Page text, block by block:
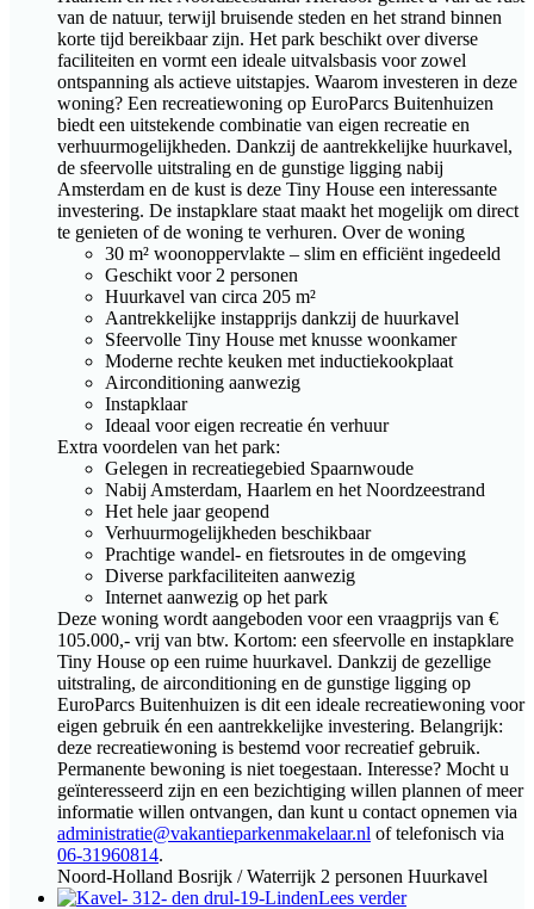
van de natuur, terwijl bruisende steden en het strand binnen
korte tijd bereikbaar zijn. Het park beschikt over diverse
faciliteiten en vormt een ideale uitvalsbasis voor zowel
ontspanning als actieve uitstapjes. Waarom investeren in deze
woning? Een recreatiewoning op EuroParcs Buitenhuizen
biedt een uitstekende combinatie van eigen recreatie en
verhuurmogelijkheden. Dankzij de aantrekkelijke huurkavel,
de sfeervolle uitstraling en de gunstige ligging nabij
Amsterdam en de kust is deze Tiny House een interessante
investering. De instapklare staat maakt het mogelijk om direct
te genieten of de woning te verhuren. Over de woning
30 m² woonoppervlakte – slim en efficiënt ingedeeld
Geschikt voor 2 personen
Huurkavel van circa 205 m²
Aantrekkelijke instapprijs dankzij de huurkavel
Sfeervolle Tiny House met knusse woonkamer
Moderne rechte keuken met inductiekookplaat
Airconditioning aanwezig
Instapklaar
Ideaal voor eigen recreatie én verhuur
Extra voordelen van het park:
Gelegen in recreatiegebied Spaarnwoude
Nabij Amsterdam, Haarlem en het Noordzeestrand
Het hele jaar geopend
Verhuurmogelijkheden beschikbaar
Prachtige wandel- en fietsroutes in de omgeving
Diverse parkfaciliteiten aanwezig
Internet aanwezig op het park
Deze woning wordt aangeboden voor een vraagprijs van €
105.000,- vrij van btw. Kortom: een sfeervolle en instapklare
Tiny House op een ruime huurkavel. Dankzij de gezellige
uitstraling, de airconditioning en de gunstige ligging op
EuroParcs Buitenhuizen is dit een ideale recreatiewoning voor
eigen gebruik én een aantrekkelijke investering. Belangrijk:
deze recreatiewoning is bestemd voor recreatief gebruik.
Permanente bewoning is niet toegestaan. Interesse? Mocht u
geïnteresseerd zijn en een bezichtiging willen plannen of meer
informatie willen ontvangen, dan kunt u contact opnemen via
administratie@vakantieparkenmakelaar.nl of telefonisch via
06-31960814.
Noord-Holland Bosrijk / Waterrijk 2 personen Huurkavel
Lees verder